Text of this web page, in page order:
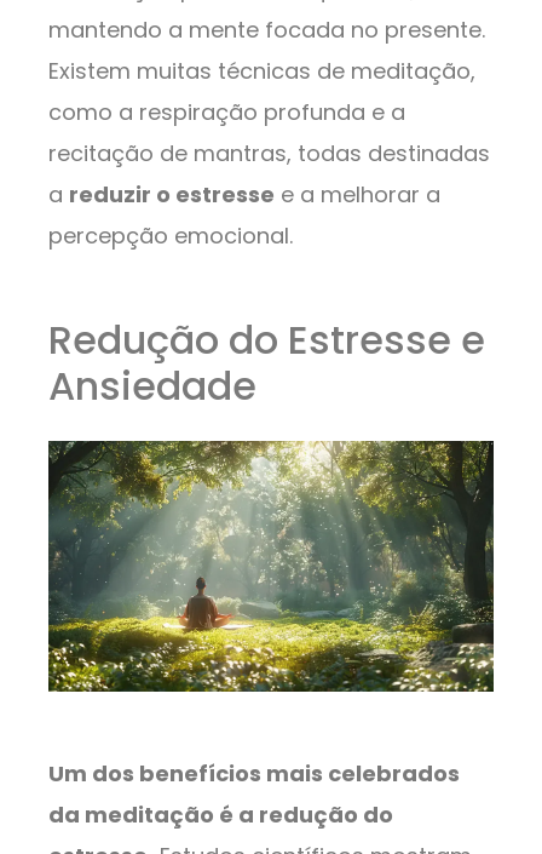
mantendo a mente focada no presente.
Existem muitas técnicas de meditação,
como a respiração profunda e a
recitação de mantras, todas destinadas
a reduzir o estresse e a melhorar a
percepção emocional.
Redução do Estresse e
Ansiedade
Um dos benefícios mais celebrados
da meditação é a redução do